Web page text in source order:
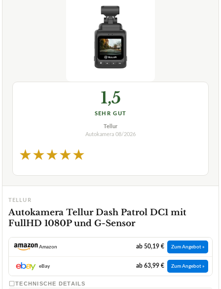
1,5
SEHR GUT
Tellur
Autokamera 08/2026
★★★★★
TELLUR
Autokamera Tellur Dash Patrol DC1 mit
FullHD 1080P und G-Sensor
Amazon ab 50,19 € Zum Angebot »
eBay ab 63,99 € Zum Angebot »
TECHNISCHE DETAILS